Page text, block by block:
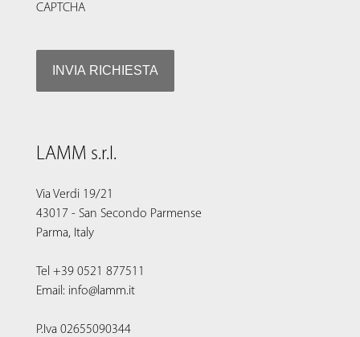
CAPTCHA
LAMM s.r.l.
Via Verdi 19/21
43017 - San Secondo Parmense
Parma, Italy
Tel +39 0521 877511
Email: info@lamm.it
P.Iva 02655090344